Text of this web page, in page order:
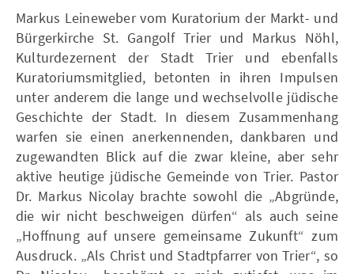
Markus Leineweber vom Kuratorium der Markt- und
Bürgerkirche St. Gangolf Trier und Markus Nöhl,
Kulturdezernent der Stadt Trier und ebenfalls
Kuratoriumsmitglied, betonten in ihren Impulsen
unter anderem die lange und wechselvolle jüdische
Geschichte der Stadt. In diesem Zusammenhang
warfen sie einen anerkennenden, dankbaren und
zugewandten Blick auf die zwar kleine, aber sehr
aktive heutige jüdische Gemeinde von Trier. Pastor
Dr. Markus Nicolay brachte sowohl die „Abgründe,
die wir nicht beschweigen dürfen“ als auch seine
„Hoffnung auf unsere gemeinsame Zukunft“ zum
Ausdruck. „Als Christ und Stadtpfarrer von Trier“, so